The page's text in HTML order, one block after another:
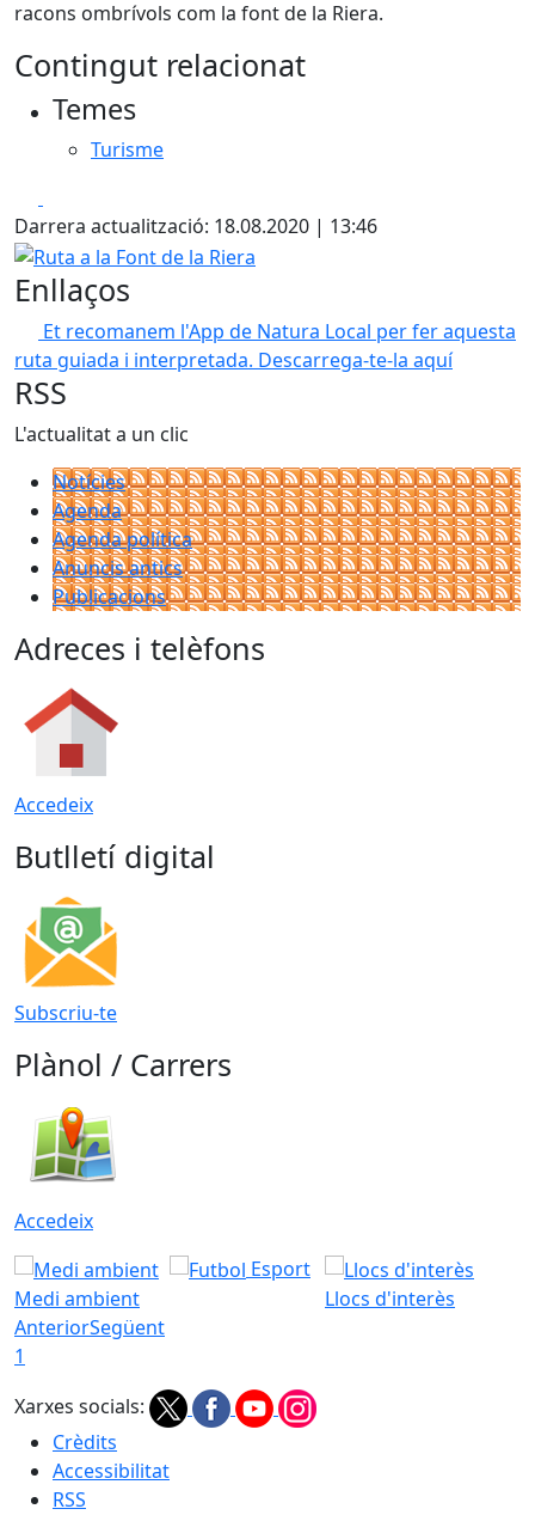
racons ombrívols com la font de la Riera.
Contingut relacionat
Temes
Turisme
Darrera actualització: 18.08.2020 | 13:46
Ruta a la Font de la Riera
Enllaços
Et recomanem l'App de Natura Local per fer aquesta
ruta guiada i interpretada. Descarrega-te-la aquí
RSS
L'actualitat a un clic
Notícies
Agenda
Agenda política
Anuncis antics
Publicacions
Adreces i telèfons
Accedeix
Butlletí digital
Subscriu-te
Plànol / Carrers
Accedeix
Medi ambient
Esport
Llocs d'interès
AnteriorSegüent
1
Xarxes socials:
Crèdits
Accessibilitat
RSS